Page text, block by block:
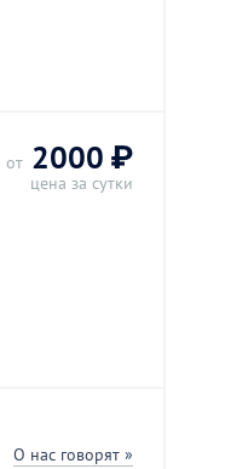
от 2000 ₽
цена за сутки
О нас говорят »